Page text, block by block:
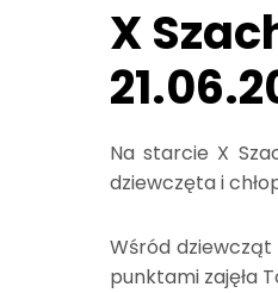
X
Na starcie X
dziewczęta i
Wśród dziewcząt
punktami zajęła